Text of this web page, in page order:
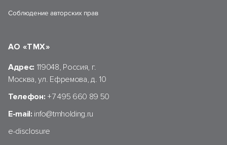
Соблюдение авторских прав
АО «ТМХ»
Адрес: 119048, Россия, г.
Москва, ул. Ефремова, д. 10
Телефон: +7 495 660 89 50
E-mail: info@tmholding.ru
e-disclosure